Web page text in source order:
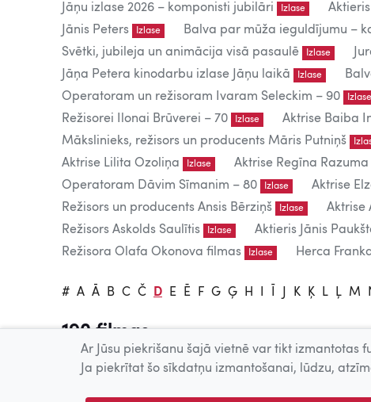
Jāņu izlase 2026 – komponisti jubilāri Izlase
Jānis Peters Izlase Balva par mūža ieguldījumu –
Svētki, jubileja un animācija visā pasaulē Izlase
Jāņa Petera kinodarbu izlase Jāņu laikā Izlase
Operatoram un režisoram Ivaram Seleckim – 90 Izlase
Režisorei Ilonai Brūverei – 70 Izlase Aktrise Baiba
Mākslinieks, režisors un producents Māris Putniņš
Aktrise Lilita Ozoliņa Izlase Aktrise Regīna Razuma
Operatoram Dāvim Sīmanim – 80 Izlase Aktrise
Režisors un producents Ansis Bērziņš Izlase Aktrise
Režisors Askolds Saulītis Izlase Aktieris Jānis
Režisora Olafa Okonova filmas Izlase Herca
# A Ā B C Č D E Ē F G Ģ H K Ķ L Ļ M
190 filmas
Tiešsaistē publicētās filmas paredzētas tikai individuālai
Publiskai demonstrēšanai nepieciešama tiesību īpašnieku –
Ar Jūsu piekrišanu šajā vietnē var tikt izmantotas
Ja piekrītat šo sīkdatņu izmantošanai, lūdzu,